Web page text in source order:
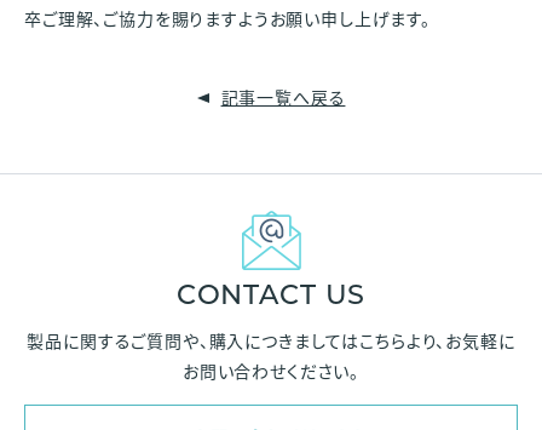
卒ご理解、ご協力を賜りますようお願い申し上げます。
記事一覧へ戻る
CONTACT US
製品に関するご質問や、購入につきましてはこちらより、お気軽に
お問い合わせください。